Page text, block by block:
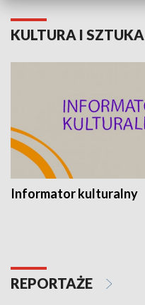
KULTURA I SZTUKA
Informator kulturalny
REPORTAŻE